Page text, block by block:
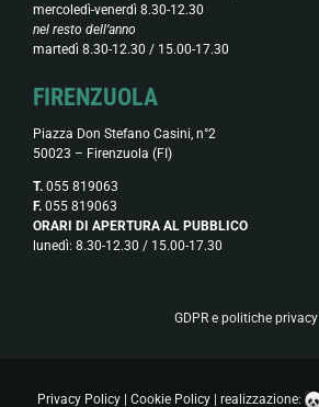
mercoledì-venerdì 8.30-12.30
nel resto dell’anno
martedì 8.30-12.30 / 15.00-17.30
FIRENZUOLA
Piazza Don Stefano Casini, n°2
50023 – Firenzuola (FI)
T.055 819063
F.055 819063
ORARI DI APERTURA AL PUBBLICO
lunedì: 8.30-12.30 / 15.00-17.30
GDPR e politiche privacy
Privacy Policy| Cookie Policy| realizzazione: